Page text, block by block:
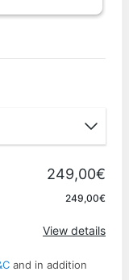
249,00€
249,00€
View details
and in addition